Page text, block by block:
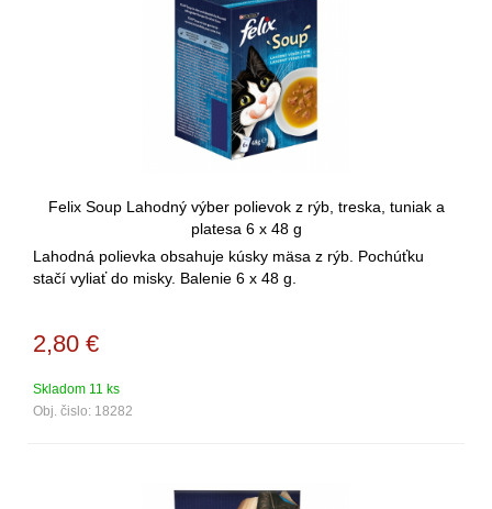
Felix Soup Lahodný výber polievok z rýb, treska, tuniak a
platesa 6 x 48 g
Lahodná polievka obsahuje kúsky mäsa z rýb. Pochúťku
stačí vyliať do misky. Balenie 6 x 48 g.
2,80 €
Skladom 11 ks
Obj. čislo: 18282